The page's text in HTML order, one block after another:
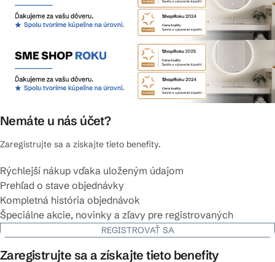
Nemáte u nás účet?
Zaregistrujte sa a získajte tieto benefity.
Rýchlejší nákup vďaka uloženým údajom
Prehľad o stave objednávky
Kompletná história objednávok
Špeciálne akcie, novinky a zľavy pre registrovaných
REGISTROVAŤ SA
Zaregistrujte sa a získajte tieto benefity